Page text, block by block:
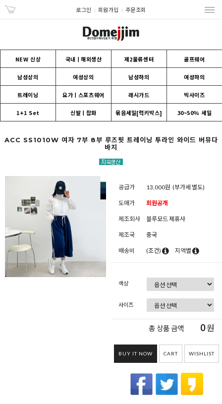
로그인 회원가입 주문조회
NEW 신상 국내ㅣ해외생산 제2물류센터 골프웨어
남성상의 여성상의 남성하의 여성하의
트레이닝 요가ㅣ스포츠웨어 래시가드 빅사이즈
1+1 Set 신발ㅣ잡화 묶음세일[럭키박스] 30~50% 세일
ACC SS1010W 여자 7부 8부 루즈핏 트레이닝 투라인 와이드 버뮤다
바지
공급가 13,000원 (부가세 별도)
도매가 회원공개
제조회사 블루모드 제휴사
제조국 중국
배송비 (조건) 지역별
색상
사이즈
총 상품 금액 0원
BUY IT NOW CART WISHLIST